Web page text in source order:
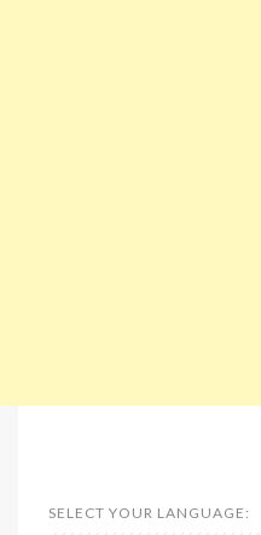
SELECT YOUR LANGUAGE: